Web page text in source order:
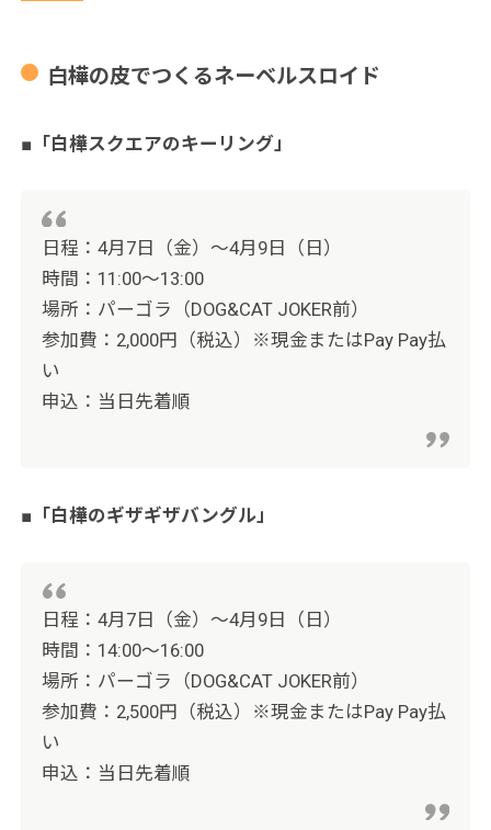
白樺の皮でつくるネーベルスロイド
■「白樺スクエアのキーリング」
日程：4月7日（金）～4月9日（日）
時間：11:00〜13:00
場所：パーゴラ（DOG&CAT JOKER前）
参加費：2,000円（税込）※現金またはPay Pay払
い
申込：当日先着順
■「白樺のギザギザバングル」
日程：4月7日（金）～4月9日（日）
時間：14:00〜16:00
場所：パーゴラ（DOG&CAT JOKER前）
参加費：2,500円（税込）※現金またはPay Pay払
い
申込：当日先着順